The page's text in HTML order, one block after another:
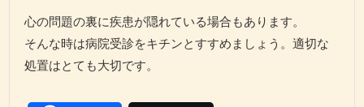
心の問題の裏に疾患が隠れている場合もあります。
そんな時は病院受診をキチンとすすめましょう。適切な
処置はとても大切です。